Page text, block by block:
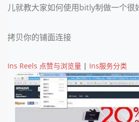
儿就教大家如何使用bitly制做一个很
拷贝你的铺面连接
Ins Reels 点赞与浏览量 | Ins服务分类